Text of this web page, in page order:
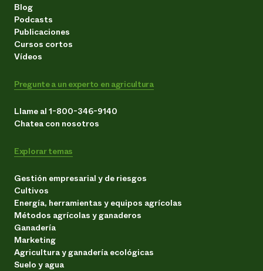
Blog
Podcasts
Publicaciones
Cursos cortos
Vídeos
Pregunte a un experto en agricultura
Llame al 1-800-346-9140
Chatea con nosotros
Explorar temas
Gestión empresarial y de riesgos
Cultivos
Energía, herramientas y equipos agrícolas
Métodos agrícolas y ganaderos
Ganadería
Marketing
Agricultura y ganadería ecológicas
Suelo y agua